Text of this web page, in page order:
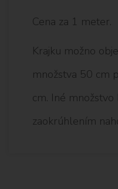
Cena za 1 meter.
Krajku možno
množstva 50 cm
cm. Iné
zaokrúhlením